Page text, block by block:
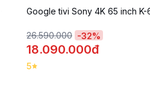
Google tivi Sony 4K 65 inch K-
26.590.000 -32%
18.090.000đ
5